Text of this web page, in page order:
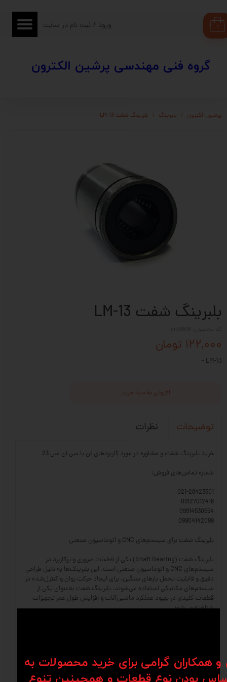
​​گروه فنی مهندسی پرشین الکترون
۰ ورود / ثبت نام در سایت
حساب کاربری من
سفارشات
پرشین الکترون بلبرینگ بلبرینگ شفت LM-13
بلبرینگ شفت LM-13
۱۲۲,۰۰۰ تومان
LM-13 -
افزودن به سبد خرید
توضیحات نظرات
خرید بلبرینگ شفت و مشاوره در مورد کاربردهای آن با سی ان سی 23
شماره تماس‌های فروش:
021-28423501
09127012418
09914530554
09904142099
بلبرینگ شفت برای سیستم‌های CNC و اتوماسیون صنعتی
بلبرینگ شفت (Shaft Bearing) یکی از قطعات ضروری و پرکاربرد در
سیستم‌های CNC و اتوماسیون صنعتی است. این بلبرینگ‌ها به دلیل طراحی
دقیق و قابلیت تحمل بارهای سنگین، برای ایجاد حرکت روان و کنترل‌شده در
سیستم‌های مکانیکی استفاده می‌شوند. بلبرینگ شفت به‌عنوان یکی از
قطعات کلیدی در بهبود عملکرد ماشین‌آلات و افزایش طول عمر تجهیزات
شناخته می‌شود.
فراهم می‌کند و از ایجاد اصطکاک و سایش جلوگیری می‌کند.
مقاومت در برابر بارهای سنگین: طراحی این بلبرینگ‌ها به گونه‌ای است که
همکاران گرامی برای خرید محصولات به